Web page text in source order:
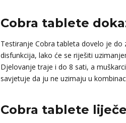
Cobra tablete
Testiranje Cobra tableta dovelo je
disfunkcija, lako će se riješiti
Djelovanje traje i do 8 sati, a
savjetuje da ju ne uzimaju u
Cobra tablete